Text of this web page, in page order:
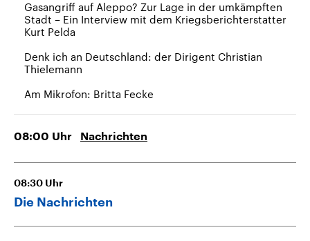
Gasangriff auf Aleppo? Zur Lage in der umkämpften
Stadt – Ein Interview mit dem Kriegsberichterstatter
Kurt Pelda
Denk ich an Deutschland: der Dirigent Christian
Thielemann
Am Mikrofon: Britta Fecke
08:00 Uhr Nachrichten
08:30 Uhr
Die Nachrichten